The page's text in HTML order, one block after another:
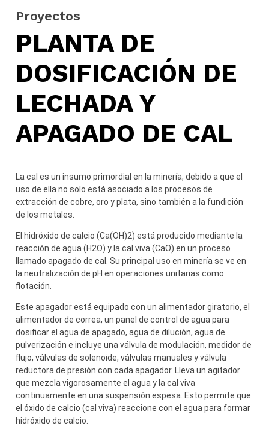
Proyectos
PLANTA DE
DOSIFICACIÓN DE
LECHADA Y
APAGADO DE CAL
La cal es un insumo primordial en la minería, debido a que el
uso de ella no solo está asociado a los procesos de
extracción de cobre, oro y plata, sino también a la fundición
de los metales.
El hidróxido de calcio (Ca(OH)2) está producido mediante la
reacción de agua (H2O) y la cal viva (CaO) en un proceso
llamado apagado de cal. Su principal uso en minería se ve en
la neutralización de pH en operaciones unitarias como
flotación.
Este apagador está equipado con un alimentador giratorio, el
alimentador de correa, un panel de control de agua para
dosificar el agua de apagado, agua de dilución, agua de
pulverización e incluye una válvula de modulación, medidor de
flujo, válvulas de solenoide, válvulas manuales y válvula
reductora de presión con cada apagador. Lleva un agitador
que mezcla vigorosamente el agua y la cal viva
continuamente en una suspensión espesa. Esto permite que
el óxido de calcio (cal viva) reaccione con el agua para formar
hidróxido de calcio.